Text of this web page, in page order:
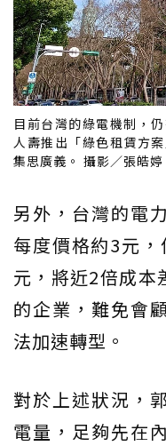
目前台灣的綠電機制，
人壽推出「綠色租賃方
集思廣義。 攝影／張皓婷
另外，台灣的電
每度價格約3元
元，將近2倍成本
的企業，難免會
法加速轉型。
對於上述狀況，
電量，足夠先在